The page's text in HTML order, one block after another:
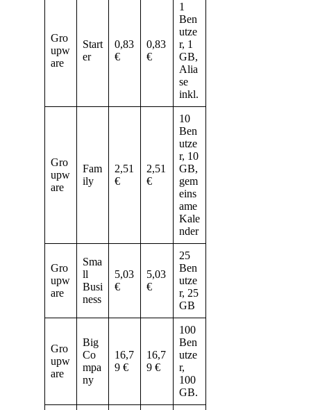
Gro
upw
are
Start
er
0,83
€
0,83
€
1
Ben
utze
r, 1
GB,
Alia
se
inkl.
Gro
upw
are
Fam
ily
2,51
€
2,51
€
10
Ben
utze
r, 10
GB,
gem
eins
ame
Kale
nder
Gro
upw
are
Sma
ll
Busi
ness
5,03
€
5,03
€
25
Ben
utze
r, 25
GB
Gro
upw
are
Big
Co
mpa
ny
16,7
9 €
16,7
9 €
100
Ben
utze
r,
100
GB.